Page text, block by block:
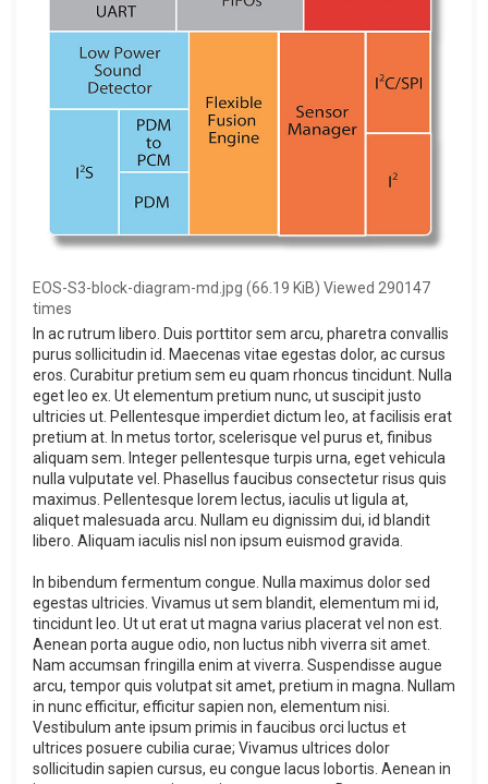
EOS-S3-block-diagram-md.jpg (66.19 KiB) Viewed 290147
times
In ac rutrum libero. Duis porttitor sem arcu, pharetra convallis
purus sollicitudin id. Maecenas vitae egestas dolor, ac cursus
eros. Curabitur pretium sem eu quam rhoncus tincidunt. Nulla
eget leo ex. Ut elementum pretium nunc, ut suscipit justo
ultricies ut. Pellentesque imperdiet dictum leo, at facilisis erat
pretium at. In metus tortor, scelerisque vel purus et, finibus
aliquam sem. Integer pellentesque turpis urna, eget vehicula
nulla vulputate vel. Phasellus faucibus consectetur risus quis
maximus. Pellentesque lorem lectus, iaculis ut ligula at,
aliquet malesuada arcu. Nullam eu dignissim dui, id blandit
libero. Aliquam iaculis nisl non ipsum euismod gravida.
In bibendum fermentum congue. Nulla maximus dolor sed
egestas ultricies. Vivamus ut sem blandit, elementum mi id,
tincidunt leo. Ut ut erat ut magna varius placerat vel non est.
Aenean porta augue odio, non luctus nibh viverra sit amet.
Nam accumsan fringilla enim at viverra. Suspendisse augue
arcu, tempor quis volutpat sit amet, pretium in magna. Nullam
in nunc efficitur, efficitur sapien non, elementum nisi.
Vestibulum ante ipsum primis in faucibus orci luctus et
ultrices posuere cubilia curae; Vivamus ultrices dolor
sollicitudin sapien cursus, eu congue lacus lobortis. Aenean in